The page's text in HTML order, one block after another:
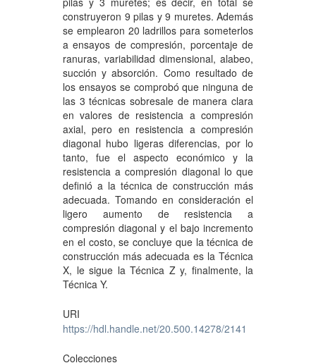
construyeron 9 pilas y 9 muretes. Además
se emplearon 20 ladrillos para someterlos
a ensayos de compresión, porcentaje de
ranuras, variabilidad dimensional, alabeo,
succión y absorción. Como resultado de
los ensayos se comprobó que ninguna de
las 3 técnicas sobresale de manera clara
en valores de resistencia a compresión
axial, pero en resistencia a compresión
diagonal hubo ligeras diferencias, por lo
tanto, fue el aspecto económico y la
resistencia a compresión diagonal lo que
definió a la técnica de construcción más
adecuada. Tomando en consideración el
ligero aumento de resistencia a
compresión diagonal y el bajo incremento
en el costo, se concluye que la técnica de
construcción más adecuada es la Técnica
X, le sigue la Técnica Z y, finalmente, la
Técnica Y.
URI
https://hdl.handle.net/20.500.14278/2141
Colecciones